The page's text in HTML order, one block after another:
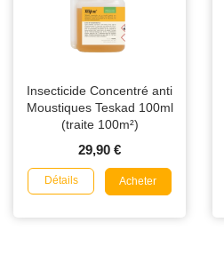
Insecticide Concentré anti
Moustiques Teskad 100ml
(traite 100m²)
29,90 €
Détails Acheter